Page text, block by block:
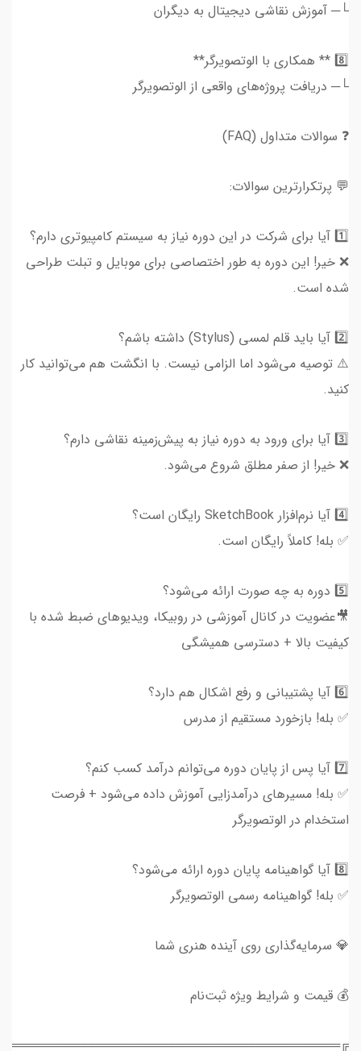
└─ آموزش نقاشی دیجیتال به دیگران
8️⃣ ** همکاری با الوتصویرگر**
└─ دریافت پروژه‌های واقعی از الوتصویرگر
❓ سوالات متداول (FAQ)
💬 پرتکرارترین سوالات:
1️⃣ آیا برای شرکت در این دوره نیاز به سیستم کامپیوتری دارم؟
❌ خیر! این دوره به طور اختصاصی برای موبایل و تبلت طراحی
شده است.
2️⃣ آیا باید قلم لمسی (Stylus) داشته باشم؟
⚠️ توصیه می‌شود اما الزامی نیست. با انگشت هم می‌توانید کار
کنید.
3️⃣ آیا برای ورود به دوره نیاز به پیش‌زمینه نقاشی دارم؟
❌ خیر! از صفر مطلق شروع می‌شود.
4️⃣ آیا نرم‌افزار SketchBook رایگان است؟
✅ بله! کاملاً رایگان است.
5️⃣ دوره به چه صورت ارائه می‌شود؟
🎥عضویت در کانال آموزشی در روبیکا، ویدیوهای ضبط شده با
کیفیت بالا + دسترسی همیشگی
6️⃣ آیا پشتیبانی و رفع اشکال هم دارد؟
✅ بله! بازخورد مستقیم از مدرس
7️⃣ آیا پس از پایان دوره می‌توانم درآمد کسب کنم؟
✅ بله! مسیرهای درآمدزایی آموزش داده می‌شود + فرصت
استخدام در الوتصویرگر
8️⃣ آیا گواهینامه پایان دوره ارائه می‌شود؟
✅ بله! گواهینامه رسمی الوتصویرگر
💎 سرمایه‌گذاری روی آینده هنری شما
💰 قیمت و شرایط ویژه ثبت‌نام